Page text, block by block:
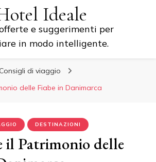
Ideale
e suggerimenti per
in modo intelligente.
di viaggio
delle Fiabe in Danimarca
DESTINAZIONI
il Patrimonio delle